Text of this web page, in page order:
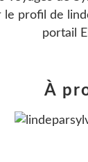
le profil de
portail
À